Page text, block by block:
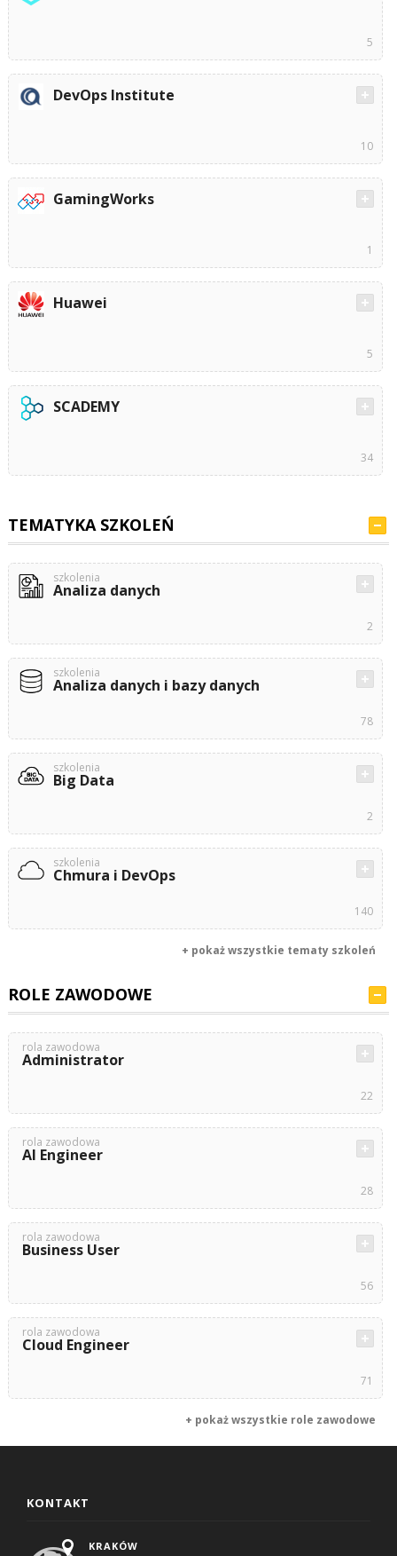
5
DevOps Institute
10
GamingWorks
1
Huawei
5
SCADEMY
34
TEMATYKA SZKOLEŃ
szkolenia
Analiza danych
2
szkolenia
Analiza danych i bazy danych
78
szkolenia
Big Data
2
szkolenia
Chmura i DevOps
140
+ pokaż wszystkie tematy szkoleń
ROLE ZAWODOWE
rola zawodowa
Administrator
22
rola zawodowa
AI Engineer
28
rola zawodowa
Business User
56
rola zawodowa
Cloud Engineer
71
+ pokaż wszystkie role zawodowe
KONTAKT
KRAKÓW